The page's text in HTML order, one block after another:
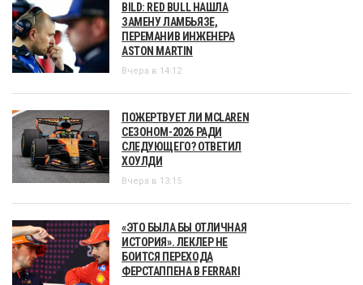
BILD: RED BULL НАШЛА
ЗАМЕНУ ЛАМБЬЯЗЕ,
ПЕРЕМАНИВ ИНЖЕНЕРА
ASTON MARTIN
Вчера в 14:12
ПОЖЕРТВУЕТ ЛИ MCLAREN
СЕЗОНОМ-2026 РАДИ
СЛЕДУЮЩЕГО? ОТВЕТИЛ
ХОУЛДИ
Вчера в 13:15
«ЭТО БЫЛА БЫ ОТЛИЧНАЯ
ИСТОРИЯ». ЛЕКЛЕР НЕ
БОИТСЯ ПЕРЕХОДА
ФЕРСТАППЕНА В FERRARI